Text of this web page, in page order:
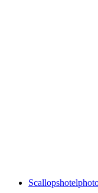
Scallops